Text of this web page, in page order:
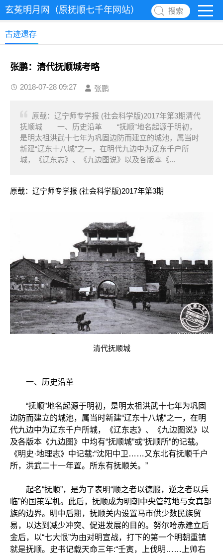
玄菟明月网（原抚顺七千年网站） 搜索
古迹遗存
张鹏：清代抚顺城考略
2018-07-28 09:27 张鹏
原载：辽宁师专学报 (社会科学版)2017年第3期清代
抚顺城 一、历史沿革 “抚顺”地名起源于明初，
是明太祖洪武十七年为巩固边防而建立的城池，属当时
新建“辽东十八城”之一，在明代九边中为辽东千户所
城，《辽东志》、《九边图说》以及各版本《...
原载：辽宁师专学报 (社会科学版)2017年第3期
清代抚顺城
一、历史沿革
“抚顺”地名起源于明初，是明太祖洪武十七年为巩固
边防而建立的城池，属当时新建“辽东十八城”之一，在明
代九边中为辽东千户所城，《辽东志》、《九边图说》以
及各版本《九边图》中均有“抚顺城”或“抚顺所”的记载。
《明史·地理志》中记载:“沈阳中卫……又东北有抚顺千户
所，洪武二十一年置。所东有抚顺关。”
起名“抚顺”，是为了表明“顺之者以德服，逆之者以兵
临”的国策军机。此后，抚顺成为明朝中央管辖地与女真部
族的边界。明中后期，抚顺关内设置马市供少数民族贸
易，以达到减少冲突、促进发展的目的。努尔哈赤建立后
金后，以“七大恨”为由对明宣战，打下的第一个明朝重镇
就是抚顺。史书记载天命三年:“壬寅，上伐明……上帅右